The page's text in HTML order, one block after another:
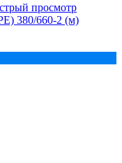
просмотр
380/660-2 (м)